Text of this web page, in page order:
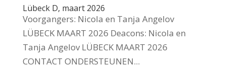
Lübeck D, maart 2026
Voorgangers: Nicola en Tanja Angelov
LÜBECK MAART 2026 Deacons: Nicola en
Tanja Angelov LÜBECK MAART 2026
CONTACT ONDERSTEUNEN...